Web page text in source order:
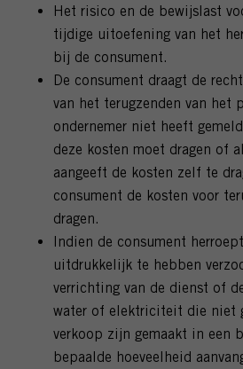
Het risico en de bewijslast
tijdige uitoefening van het
bij de consument.
De consument draagt de
van het terugzenden van het
ondernemer niet heeft
deze kosten moet dragen of
aangeeft de kosten zelf te
consument de kosten voor
dragen.
Indien de consument
uitdrukkelijk te hebben
verrichting van de dienst of
water of elektriciteit die niet
verkoop zijn gemaakt in een
bepaalde hoeveelheid